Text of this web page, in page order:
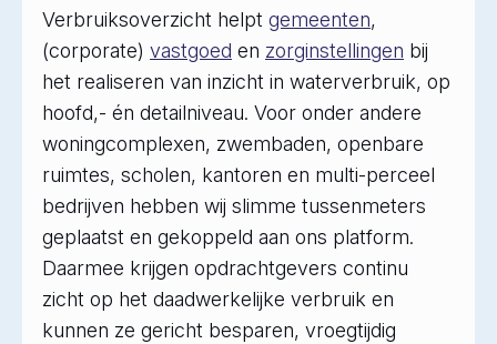
Verbruiksoverzicht helpt gemeenten,
(corporate) vastgoed en zorginstellingen bij
het realiseren van inzicht in waterverbruik, op
hoofd,- én detailniveau. Voor onder andere
woningcomplexen, zwembaden, openbare
ruimtes, scholen, kantoren en multi-perceel
bedrijven hebben wij slimme tussenmeters
geplaatst en gekoppeld aan ons platform.
Daarmee krijgen opdrachtgevers continu
zicht op het daadwerkelijke verbruik en
kunnen ze gericht besparen, vroegtijdig